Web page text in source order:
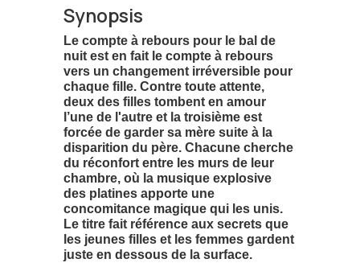
Synopsis
Le compte à rebours pour le bal de
nuit est en fait le compte à rebours
vers un changement irréversible pour
chaque fille. Contre toute attente,
deux des filles tombent en amour
l’une de l'autre et la troisième est
forcée de garder sa mère suite à la
disparition du père. Chacune cherche
du réconfort entre les murs de leur
chambre, où la musique explosive
des platines apporte une
concomitance magique qui les unis.
Le titre fait référence aux secrets que
les jeunes filles et les femmes gardent
juste en dessous de la surface.